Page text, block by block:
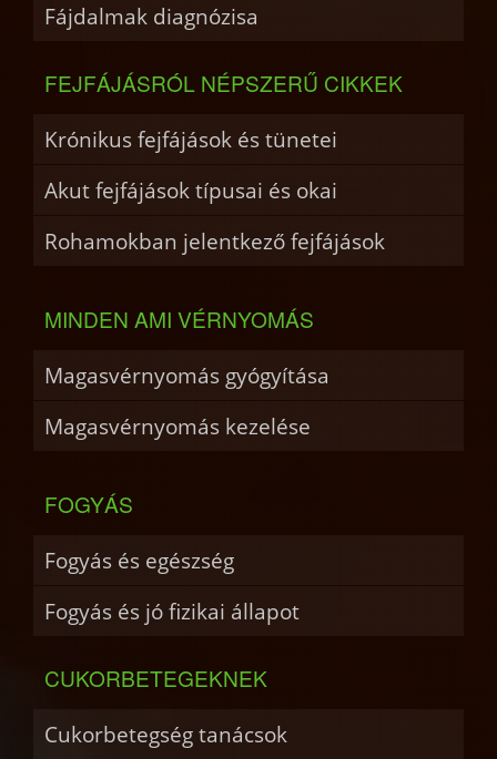
Fájdalmak diagnózisa
FEJFÁJÁSRÓL NÉPSZERŰ CIKKEK
Krónikus fejfájások és tünetei
Akut fejfájások típusai és okai
Rohamokban jelentkező fejfájások
MINDEN AMI VÉRNYOMÁS
Magasvérnyomás gyógyítása
Magasvérnyomás kezelése
FOGYÁS
Fogyás és egészség
Fogyás és jó fizikai állapot
CUKORBETEGEKNEK
Cukorbetegség tanácsok